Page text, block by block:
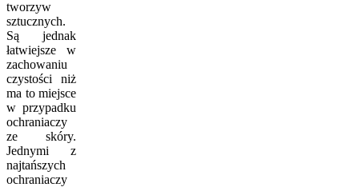
tworzyw
sztucznych.
Są jednak
łatwiejsze w
zachowaniu
czystości niż
ma to miejsce
w przypadku
ochraniaczy
ze skóry.
Jednymi z
najtańszych
ochraniaczy